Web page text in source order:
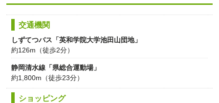
交通機関
しずてつバス「英和学院大学池田山団地」
約126m（徒歩2分）
静岡清水線「県総合運動場」
約1,800m（徒歩23分）
ショッピング